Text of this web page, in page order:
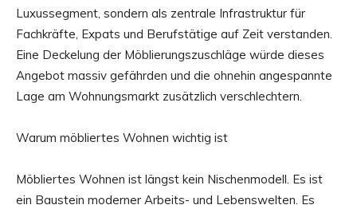
Luxussegment, sondern als zentrale Infrastruktur für
Fachkräfte, Expats und Berufstätige auf Zeit verstanden.
Eine Deckelung der Möblierungszuschläge würde dieses
Angebot massiv gefährden und die ohnehin angespannte
Lage am Wohnungsmarkt zusätzlich verschlechtern.
Warum möbliertes Wohnen wichtig ist
Möbliertes Wohnen ist längst kein Nischenmodell. Es ist
ein Baustein moderner Arbeits- und Lebenswelten. Es